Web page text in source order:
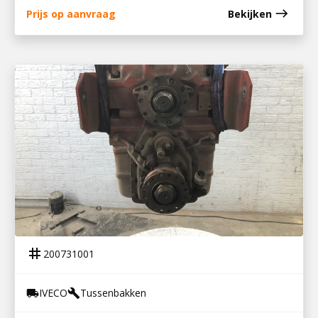
Prijs op aanvraag Bekijken east
200731001
TUSSENBAK 4×4 Z 90
tag 200731001
local_shippingIVECObuildTussenbakken